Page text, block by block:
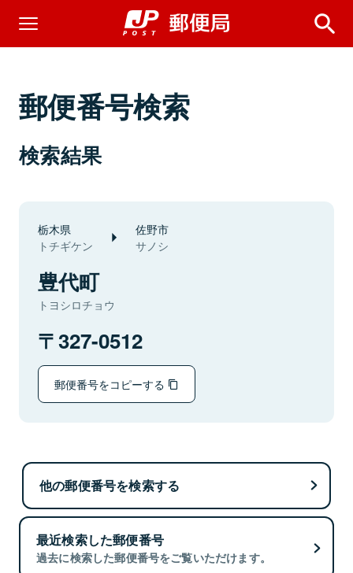
郵便番号検索
検索結果
栃木県
トチギケン
佐野市
サノシ
豊代町
トヨシロチョウ
327-0512
郵便番号をコピーする
他の郵便番号を検索する
最近検索した郵便番号
過去に検索した郵便番号をご覧いただけます。